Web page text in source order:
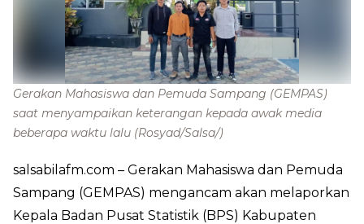
Gerakan Mahasiswa dan Pemuda Sampang (GEMPAS)
saat menyampaikan keterangan kepada awak media
beberapa waktu lalu (Rosyad/Salsa/)
salsabilafm.com – Gerakan Mahasiswa dan Pemuda
Sampang (GEMPAS) mengancam akan melaporkan
Kepala Badan Pusat Statistik (BPS) Kabupaten